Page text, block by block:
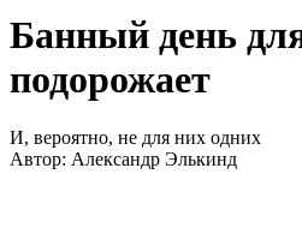
Банный день
подорожает
И, вероятно, не для них одних
Автор: Александр Элькинд